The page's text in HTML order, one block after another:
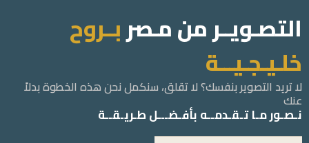
التصـويــر من مـصربــروح
خلـيـجـيـــة
لا تريد التصوير بنفسك؟ لا تقلق، سنكمل نحن هذه الخطوة بدلاً
عنك
نـصـور مـا تـقـدمــه بأفـضـــل طـريـقــة